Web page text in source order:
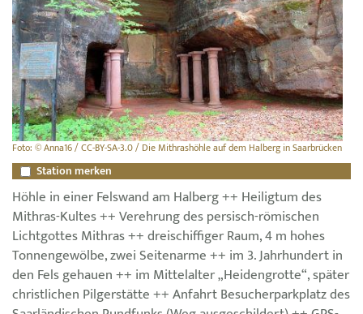
Foto: © Anna16 / CC-BY-SA-3.0 / Die Mithrashöhle auf dem Halberg in Saarbrücken
Station merken
Höhle in einer Felswand am Halberg ++ Heiligtum des
Mithras-Kultes ++ Verehrung des persisch-römischen
Lichtgottes Mithras ++ dreischiffiger Raum, 4 m hohes
Tonnengewölbe, zwei Seitenarme ++ im 3. Jahrhundert in
den Fels gehauen ++ im Mittelalter „Heidengrotte“, später
christlichen Pilgerstätte ++ Anfahrt Besucherparkplatz des